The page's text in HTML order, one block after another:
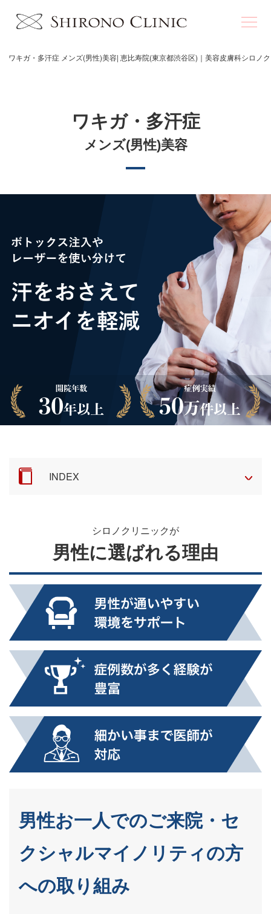
ワキガ・多汗症 メンズ(男性)美容| 恵比寿院(東京都渋谷区)｜美容皮膚科シロノ
ワキガ・多汗症
メンズ(男性)美容
INDEX
シロノクリニックが
男性に選ばれる理由
男性お一人でのご来院・セ
クシャルマイノリティの方
への取り組み